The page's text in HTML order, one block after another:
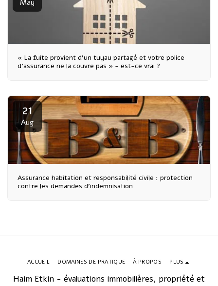
May
« La fuite provient d'un tuyau partagé et votre police
d'assurance ne la couvre pas » - est-ce vrai ?
21
Aug
Assurance habitation et responsabilité civile : protection
contre les demandes d'indemnisation
Haim Etkin - évaluations immobilières, propriété et
ACCUEIL DOMAINES DE PRATIQUE À PROPOS PLUS